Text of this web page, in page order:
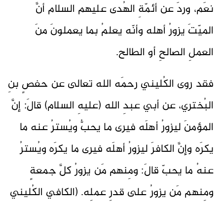
نعَم، وردَ عن أئمّةِ الهُدى عليهم السلام أنَّ
الميّتَ يزورُ أهله وأنّه يعلمُ بما يعملونَ منَ
العملِ الصالحِ أو الطالح.
فقد روى الكُليني رحمَه الله تعالى عن حفصٍ بنِ
البُختري، عن أبي عبدِ الله (عليهِ السلام) قالَ: إنَّ
المؤمنَ ليزورُ أهلَه فيرى ما يحبُّ ويُسترُ عنه ما
يكرَه وإنَّ الكافرَ ليزورُ أهلَه فيرى ما يكرَه ويُسترُ
عنهُ ما يحبّ قالَ: ومِنهم مَن يزورُ كلَّ جمعةٍ
ومِنهم مَن يزورُ على قدرِ عملِه. (الكافي الكُليني